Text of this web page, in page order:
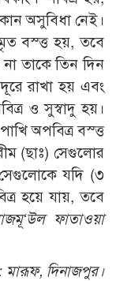
অসুবিধা নেই।
বস্ত্ত হয়, তবে
তাকে তিন দিন
রাখা হয় এবং
ও সুস্বাদু হয়।
অপবিত্র বস্ত্ত
(ছাঃ) সেগুলোর
যদি (৩
হয়ে যায়, তবে
ফাতাওয়া
মারূফ, দিনাজপুর।